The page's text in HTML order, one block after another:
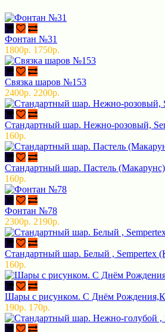
Фонтан №31
1800р. 1750р.
Связка шаров №153
2400р. 2200р.
Стандартный шар. Нежно-розовый,
160р.
Стандартный шар. Пастель (Макарунс)
160р.
Фонтан №78
2300р. 2190р.
Стандартный шар. Белый , Sempertex
160р.
Шары с рисунком. С Днём
190р. 170р.